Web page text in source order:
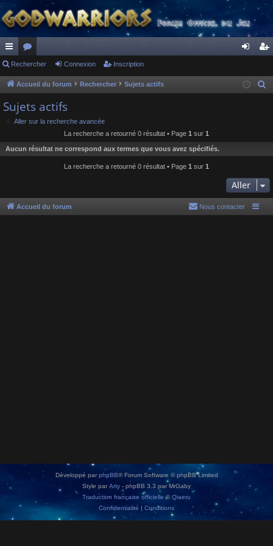
ac
co
ur
ci
or
u
s
ne cri
Rechercher Connexion Inscription
Accueil du forum Rechercher Sujets actifs
h
e
Sujets actifs
Aller sur la recherche avancée
La recherche a retourné 0 résultat • Page 1 sur 1
Aucun résultat ne correspond aux termes que vous avez spécifiés.
La recherche a retourné 0 résultat • Page 1 sur 1
Aller
Accueil du forum Nous contacter
Développé par phpBB® Forum Software © phpBB Limited
Style parArty - phpBB 3.3 par MrGaby
Traduction française officielle ©Qiaeru
Confidentialité | Conditions